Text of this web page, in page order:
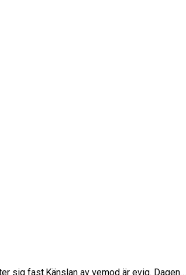
sig fast.Känslan av vemod är evig. Dagen…